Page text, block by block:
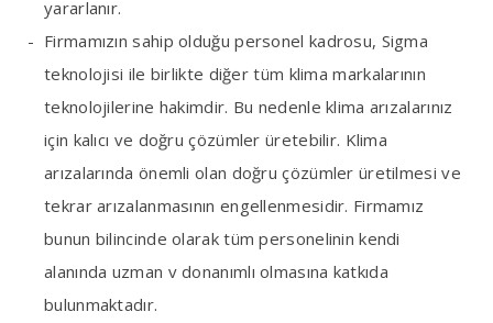
yararlanır.
Firmamızın sahip olduğu personel kadrosu, Sigma
teknolojisi ile birlikte diğer tüm klima markalarının
teknolojilerine hakimdir. Bu nedenle klima arızalarınız
için kalıcı ve doğru çözümler üretebilir. Klima
arızalarında önemli olan doğru çözümler üretilmesi ve
tekrar arızalanmasının engellenmesidir. Firmamız
bunun bilincinde olarak tüm personelinin kendi
alanında uzman v donanımlı olmasına katkıda
bulunmaktadır.